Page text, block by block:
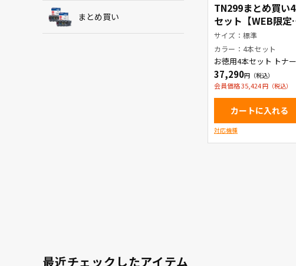
まとめ買い
TN299まとめ買い
セット【WEB限定
品】
サイズ：標準
カラー：4本セット
お徳用4本セット トナ
ートリッジ
37,290
会員価格 35,424
カートに入れる
対応機種
最近チェックしたアイテム